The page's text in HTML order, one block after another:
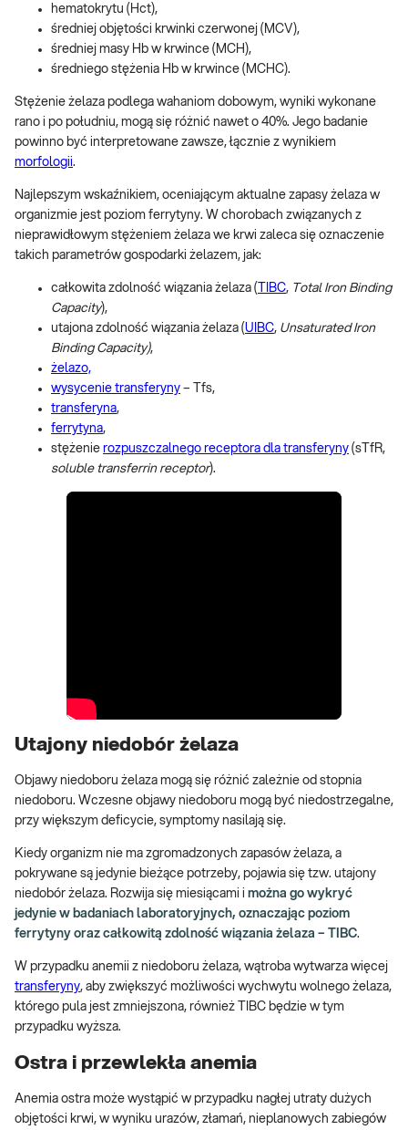
hematokrytu (Hct),
średniej objętości krwinki czerwonej (MCV),
średniej masy Hb w krwince (MCH),
średniego stężenia Hb w krwince (MCHC).
Stężenie żelaza podlega wahaniom dobowym, wyniki wykonane
rano i po południu, mogą się różnić nawet o 40%. Jego badanie
powinno być interpretowane zawsze, łącznie z wynikiem
morfologii.
Najlepszym wskaźnikiem, oceniającym aktualne zapasy żelaza w
organizmie jest poziom ferrytyny. W chorobach związanych z
nieprawidłowym stężeniem żelaza we krwi zaleca się oznaczenie
takich parametrów gospodarki żelazem, jak:
całkowita zdolność wiązania żelaza (TIBC, Total Iron Binding
Capacity),
utajona zdolność wiązania żelaza (UIBC, Unsaturated Iron
Binding Capacity),
żelazo,
wysycenie transferyny – Tfs,
transferyna,
ferrytyna,
stężenie rozpuszczalnego receptora dla transferyny (sTfR,
soluble transferrin receptor).
Utajony niedobór żelaza
Objawy niedoboru żelaza mogą się różnić zależnie od stopnia
niedoboru. Wczesne objawy niedoboru mogą być niedostrzegalne,
przy większym deficycie, symptomy nasilają się.
Kiedy organizm nie ma zgromadzonych zapasów żelaza, a
pokrywane są jedynie bieżące potrzeby, pojawia się tzw. utajony
niedobór żelaza. Rozwija się miesiącami i można go wykryć
jedynie w badaniach laboratoryjnych, oznaczając poziom
ferrytyny oraz całkowitą zdolność wiązania żelaza – TIBC.
W przypadku anemii z niedoboru żelaza, wątroba wytwarza więcej
transferyny, aby zwiększyć możliwości wychwytu wolnego żelaza,
którego pula jest zmniejszona, również TIBC będzie w tym
przypadku wyższa.
Ostra i przewlekła anemia
Anemia ostra może wystąpić w przypadku nagłej utraty dużych
objętości krwi, w wyniku urazów, złamań, nieplanowych zabiegów